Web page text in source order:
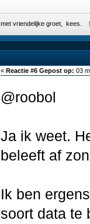
met vriendelijke groet, kees.
« Reactie #6 Gepost op: 03
@roobol
Ja ik weet.
beleeft af
Ik ben
soort data te